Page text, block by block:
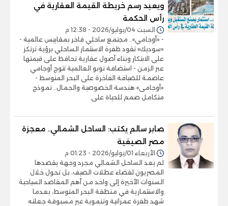
ويعيد رسم خريطة القيمة العقارية في
رأس الحكمة
السبت 04/يوليو/2026 - 12:38 م
- «أوجامي».. مجتمع ساحلي فاخر بمقاييس عالمية -
«سوديك» تقود طفرة الاستثمار الساحلي برؤية ترتكز
على الابتكار وبناء أصول عقارية تحافظ على قيمتها
عبر الزمن - استضافة نوبو العالمية تتوج أوجامي
عاصمة للضيافة الفاخرة على البحر المتوسط -
«أوجامى» هندسة الخصوصية والجمال.. نموذج
متكامل صمم للحياة على
صابر سالم يكتب: الساحل الشمالي.. معجزة
مصر الصيفية
الأربعاء 01/يوليو/2026 - 01:23 م
لم يعد الساحل الشمالي مجرد وجهة يقصدها
المصريون لقضاء عطلات الصيف، بل تحول خلال
السنوات الأخيرة إلى واحد من أهم المقاصد السياحية
والاستثمارية في منطقة البحر المتوسط، بعدما
شهد طفرة عمرانية وتنموية غير مسبوقة جعلته